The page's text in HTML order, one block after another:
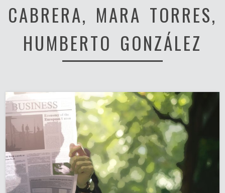
CABRERA, MARA TORRES,
HUMBERTO GONZÁLEZ